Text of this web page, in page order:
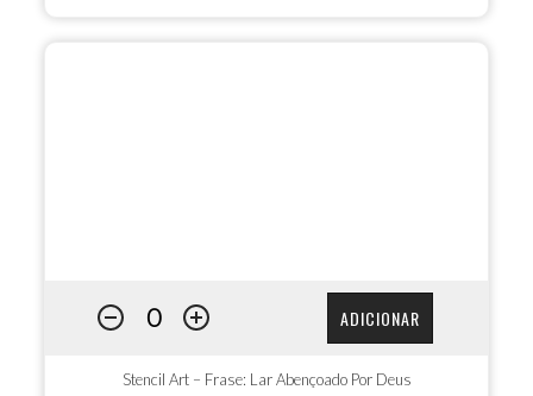
ADICIONAR
Stencil Art – Frase: Lar Abençoado Por Deus